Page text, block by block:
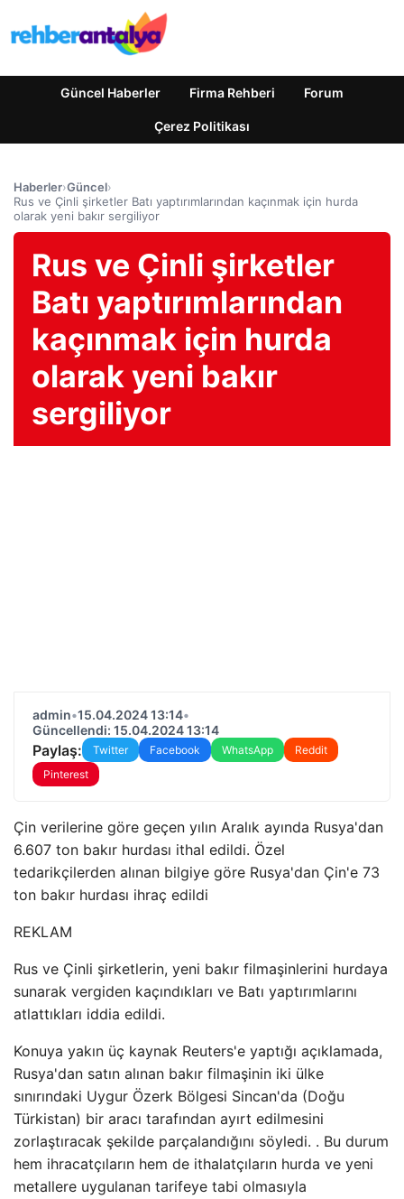
Güncel Haberler Firma Rehberi Forum
Çerez Politikası
Haberler›Güncel›
Rus ve Çinli şirketler Batı yaptırımlarından kaçınmak için hurda
olarak yeni bakır sergiliyor
Rus ve Çinli şirketler
Batı yaptırımlarından
kaçınmak için hurda
olarak yeni bakır
sergiliyor
admin•15.04.2024 13:14•
Güncellendi: 15.04.2024 13:14
Paylaş: Twitter Facebook WhatsApp
Reddit
Pinterest
Çin verilerine göre geçen yılın Aralık ayında Rusya'dan
6.607 ton bakır hurdası ithal edildi. Özel
tedarikçilerden alınan bilgiye göre Rusya'dan Çin'e 73
ton bakır hurdası ihraç edildi
REKLAM
Rus ve Çinli şirketlerin, yeni bakır filmaşinlerini hurdaya
sunarak vergiden kaçındıkları ve Batı yaptırımlarını
atlattıkları iddia edildi.
Konuya yakın üç kaynak Reuters'e yaptığı açıklamada,
Rusya'dan satın alınan bakır filmaşinin iki ülke
sınırındaki Uygur Özerk Bölgesi Sincan'da (Doğu
Türkistan) bir aracı tarafından ayırt edilmesini
zorlaştıracak şekilde parçalandığını söyledi. . Bu durum
hem ihracatçıların hem de ithalatçıların hurda ve yeni
metallere uygulanan tarifeye tabi olmasıyla